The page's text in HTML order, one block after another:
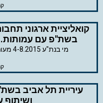
קואליציית ארגוני
בשת"פ עם עמותות.
מי בנת"ע 4-8.2015 מעורב בשטח הדולפינריום? פרק 3
עיריית תל אביב
ושיתוף